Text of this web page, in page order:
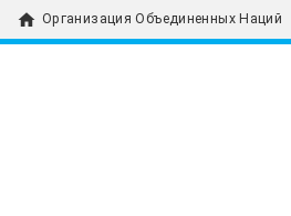
home Организация Объединенных Наций